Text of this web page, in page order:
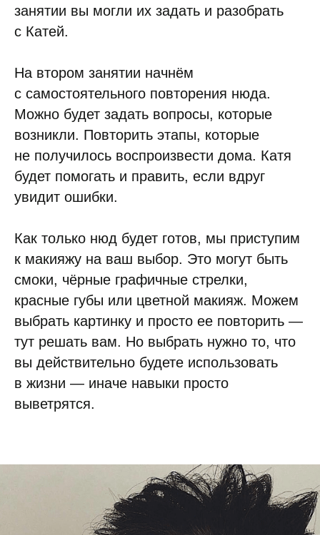
занятии вы могли их задать и разобрать
с Катей.
На втором занятии начнём
с самостоятельного повторения нюда.
Можно будет задать вопросы, которые
возникли. Повторить этапы, которые
не получилось воспроизвести дома. Катя
будет помогать и править, если вдруг
увидит ошибки.
Как только нюд будет готов, мы приступим
к макияжу на ваш выбор. Это могут быть
смоки, чёрные графичные стрелки,
красные губы или цветной макияж. Можем
выбрать картинку и просто ее повторить —
тут решать вам. Но выбрать нужно то, что
вы действительно будете использовать
в жизни — иначе навыки просто
выветрятся.